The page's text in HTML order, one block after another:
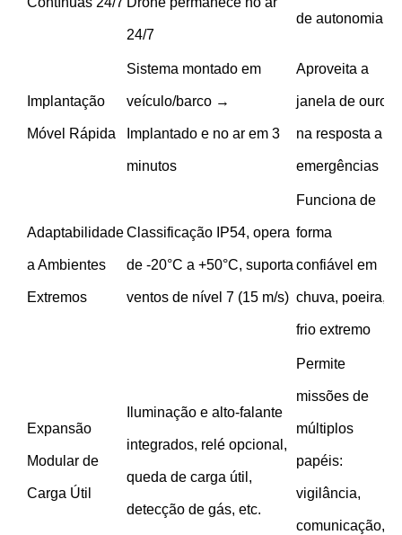
24/7
de autonomia
Implantação
Móvel Rápida
Sistema montado em
veículo/barco →
Implantado e no ar em 3
minutos
Aproveita a
janela de ouro
na resposta a
emergências
Adaptabilidade
a Ambientes
Extremos
Classificação IP54, opera
de -20°C a +50°C, suporta
ventos de nível 7 (15 m/s)
Funciona de
forma
confiável em
chuva, poeira,
frio extremo
Expansão
Modular de
Carga Útil
Iluminação e alto-falante
integrados, relé opcional,
queda de carga útil,
detecção de gás, etc.
Permite
missões de
múltiplos
papéis:
vigilância,
comunicação,